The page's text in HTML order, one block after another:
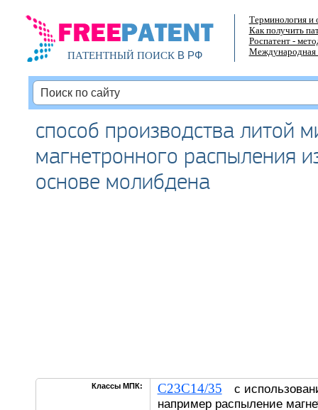
ПАТЕНТНЫЙ ПОИСКВ РФ
Терминология и
Как получить
Роспатент -
Международная
способ производства литой
магнетронного распыления
основе молибдена
Классы МПК: C23C14/35 с
например распыление